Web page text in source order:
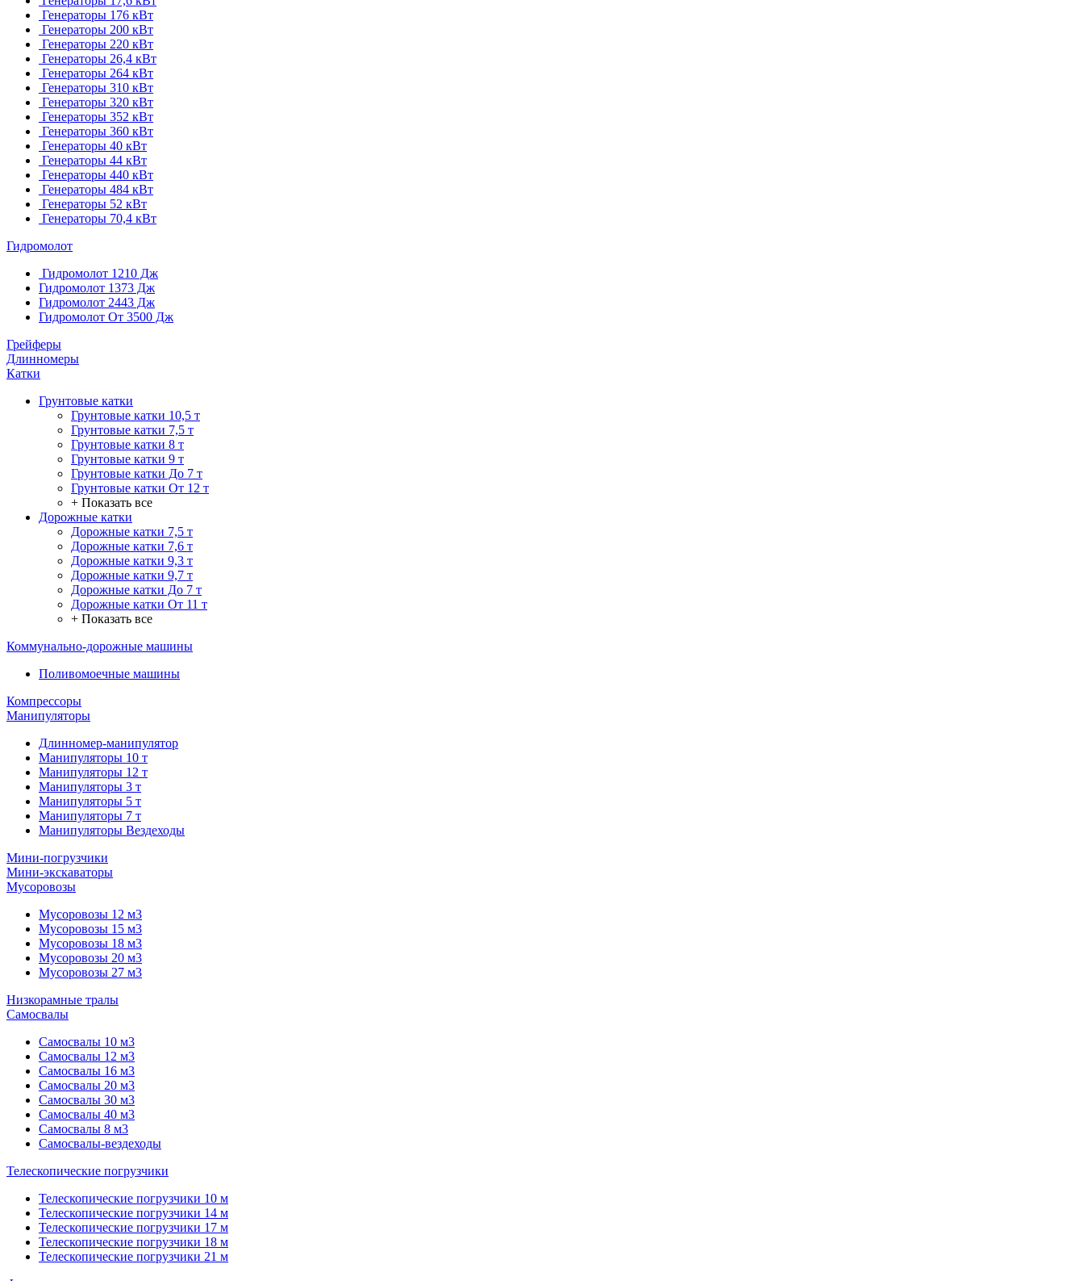
Генераторы 176 кВт
Генераторы 200 кВт
Генераторы 220 кВт
Генераторы 26,4 кВт
Генераторы 264 кВт
Генераторы 310 кВт
Генераторы 320 кВт
Генераторы 352 кВт
Генераторы 360 кВт
Генераторы 40 кВт
Генераторы 44 кВт
Генераторы 440 кВт
Генераторы 484 кВт
Генераторы 52 кВт
Генераторы 70,4 кВт
Гидромолот
Гидромолот 1210 Дж
Гидромолот 1373 Дж
Гидромолот 2443 Дж
Гидромолот От 3500 Дж
Грейферы
Длинномеры
Катки
Грунтовые катки
Грунтовые катки 10,5 т
Грунтовые катки 7,5 т
Грунтовые катки 8 т
Грунтовые катки 9 т
Грунтовые катки До 7 т
Грунтовые катки От 12 т
+ Показать все
Дорожные катки
Дорожные катки 7,5 т
Дорожные катки 7,6 т
Дорожные катки 9,3 т
Дорожные катки 9,7 т
Дорожные катки До 7 т
Дорожные катки От 11 т
+ Показать все
Коммунально-дорожные машины
Поливомоечные машины
Компрессоры
Манипуляторы
Длинномер-манипулятор
Манипуляторы 10 т
Манипуляторы 12 т
Манипуляторы 3 т
Манипуляторы 5 т
Манипуляторы 7 т
Манипуляторы Вездеходы
Мини-погрузчики
Мини-экскаваторы
Мусоровозы
Мусоровозы 12 м3
Мусоровозы 15 м3
Мусоровозы 18 м3
Мусоровозы 20 м3
Мусоровозы 27 м3
Низкорамные тралы
Самосвалы
Самосвалы 10 м3
Самосвалы 12 м3
Самосвалы 16 м3
Самосвалы 20 м3
Самосвалы 30 м3
Самосвалы 40 м3
Самосвалы 8 м3
Самосвалы-вездеходы
Телескопические погрузчики
Телескопические погрузчики 10 м
Телескопические погрузчики 14 м
Телескопические погрузчики 17 м
Телескопические погрузчики 18 м
Телескопические погрузчики 21 м